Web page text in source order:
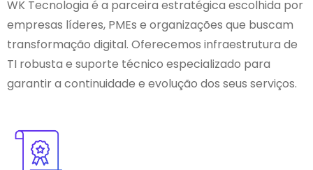
WK Tecnologia é a parceira estratégica escolhida por
empresas líderes, PMEs e organizações que buscam
transformação digital. Oferecemos infraestrutura de
TI robusta e suporte técnico especializado para
garantir a continuidade e evolução dos seus serviços.